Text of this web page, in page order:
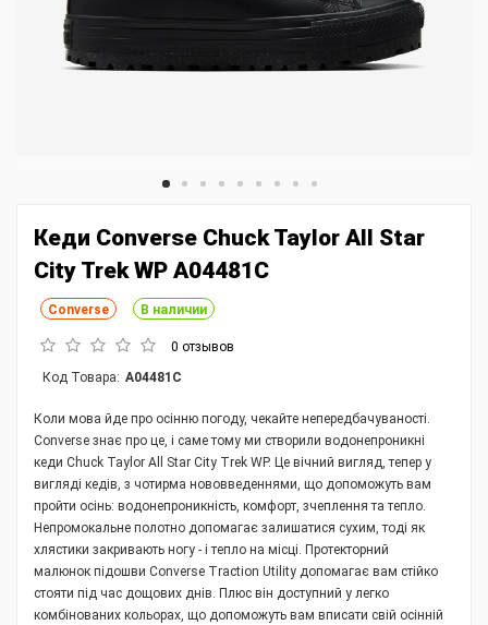
Кеди Converse Chuck Taylor All Star
City Trek WP A04481C
Converse В наличии
0 отзывов
Код Товара: A04481C
Коли мова йде про осінню погоду, чекайте непередбачуваності.
Converse знає про це, і саме тому ми створили водонепроникні
кеди Chuck Taylor All Star City Trek WP. Це вічний вигляд, тепер у
вигляді кедів, з чотирма нововведеннями, що допоможуть вам
пройти осінь: водонепроникність, комфорт, зчеплення та тепло.
Непромокальне полотно допомагає залишатися сухим, тоді як
хлястики закривають ногу - і тепло на місці. Протекторний
малюнок підошви Converse Traction Utility допомагає вам стійко
стояти під час дощових днів. Плюс він доступний у легко
комбінованих кольорах, що допоможуть вам вписати свій осінній